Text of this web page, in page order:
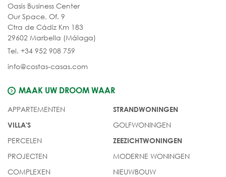
Oasis Business Center
Our Space, Of. 9
Ctra de Cádiz Km 183
29602 Marbella (Málaga)
Tel. +34 952 908 759
info@costas-casas.com
MAAK UW DROOM WAAR
APPARTEMENTEN
VILLA'S
PERCELEN
PROJECTEN
COMPLEXEN
STRANDWONINGEN
GOLFWONINGEN
ZEEZICHTWONINGEN
MODERNE WONINGEN
NIEUWBOUW